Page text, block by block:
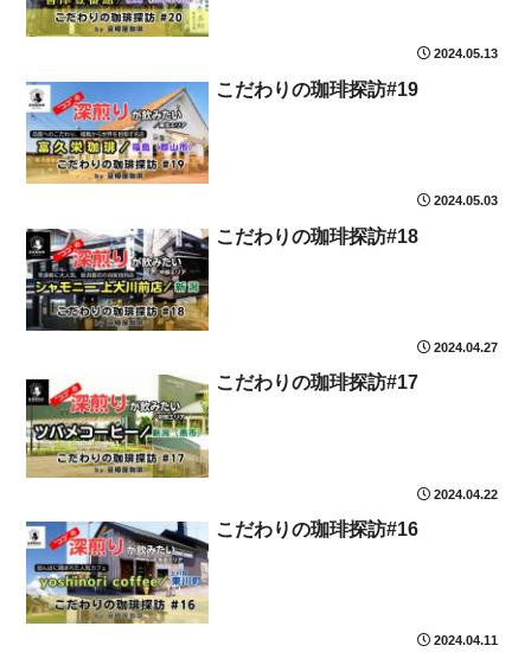
2024.05.13
こだわりの珈琲探訪#19
2024.05.03
こだわりの珈琲探訪#18
2024.04.27
こだわりの珈琲探訪#17
2024.04.22
こだわりの珈琲探訪#16
2024.04.11